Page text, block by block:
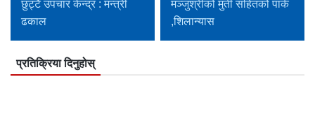
छुट्टै उपचार केन्द्र : मन्त्री
ढकाल
मञ्जुश्रीको मुर्ती सहितको पार्क
,शिलान्यास
प्रतिक्रिया दिनुहोस्